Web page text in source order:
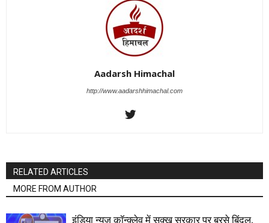
Aadarsh Himachal
http://www.aadarshhimachal.com
RELATED ARTICLES
MORE FROM AUTHOR
इंडिया न्यूज़ कॉन्क्लेव में सुक्खू सरकार पर बरसे बिंदल,